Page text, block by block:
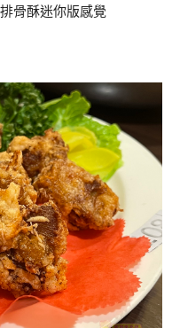
骨酥迷你版感覺